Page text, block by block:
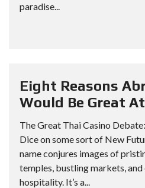
paradise...
Eight Reasons
Would Be Great
The Great Thai Casino
Dice on some sort of New
name conjures images of
temples, bustling markets,
hospitality. It’s a...